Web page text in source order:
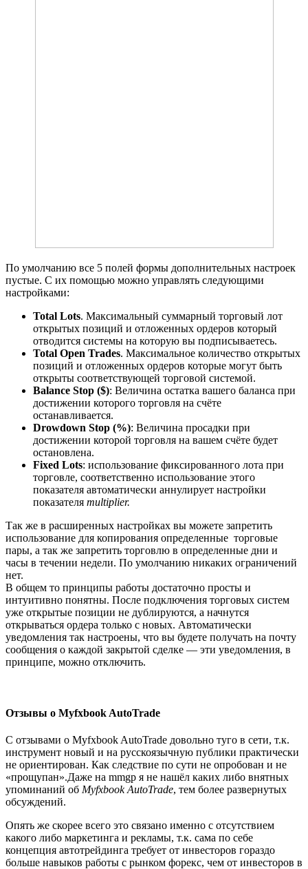
По умолчанию все 5 полей формы дополнительных настроек
пустые. С их помощью можно управлять следующими
настройками:
Total Lots. Максимальный суммарный торговый лот
открытых позиций и отложенных ордеров который
отводится системы на которую вы подписываетесь.
Total Open Trades. Максимальное количество открытых
позиций и отложенных ордеров которые могут быть
открыты соответствующей торговой системой.
Balance Stop ($): Величина остатка вашего баланса при
достижении которого торговля на счёте
останавливается.
Drowdown Stop (%): Величина просадки при
достижении которой торговля на вашем счёте будет
остановлена.
Fixed Lots: использование фиксированного лота при
торговле, соответственно использование этого
показателя автоматически аннулирует настройки
показателя multiplier.
Так же в расширенных настройках вы можете запретить
использование для копирования определенные торговые
пары, а так же запретить торговлю в определенные дни и
часы в течении недели. По умолчанию никаких ограничений
нет.
В общем то принципы работы достаточно просты и
интуитивно понятны. После подключения торговых систем
уже открытые позиции не дублируются, а начнутся
открываться ордера только с новых. Автоматически
уведомления так настроены, что вы будете получать на почту
сообщения о каждой закрытой сделке — эти уведомления, в
принципе, можно отключить.
Отзывы о Myfxbook AutoTrade
С отзывами о Myfxbook AutoTrade довольно туго в сети, т.к.
инструмент новый и на русскоязычную публики практически
не ориентирован. Как следствие по сути не опробован и не
«прощупан».Даже на mmgp я не нашёл каких либо внятных
упоминаний об Myfxbook AutoTrade, тем более развернутых
обсуждений.
Опять же скорее всего это связано именно с отсутствием
какого либо маркетинга и рекламы, т.к. сама по себе
концепция автотрейдинга требует от инвесторов гораздо
больше навыков работы с рынком форекс, чем от инвесторов в